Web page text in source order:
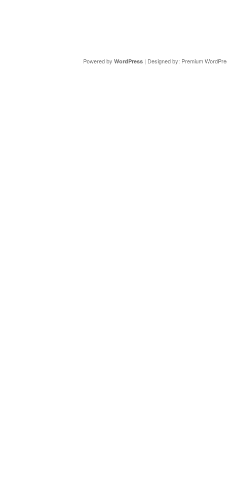
Powered by WordPress| Designed by: Premium